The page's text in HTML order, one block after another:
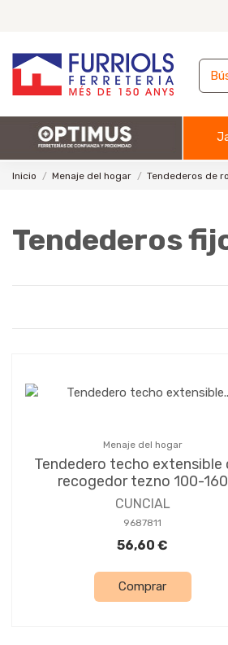
Inicio Menaje del hogar Tendederos de
Tendederos
Menaje del hogar
Tendedero techo extensible
recogedor tezno 100-160
CUNCIAL
9687811
56,60 €
Comprar